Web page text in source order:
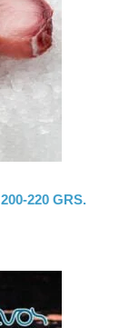
220 GRS.